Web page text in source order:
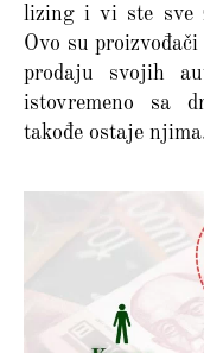
lizing i vi ste sve
Ovo su
prodaju svojih
istovremeno sa
takođe ostaje